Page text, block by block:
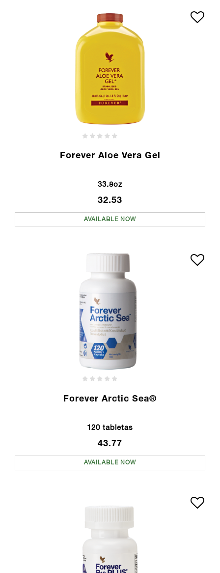
Forever Aloe Vera Gel
33.8oz
32.53
AVAILABLE NOW
Forever Arctic Sea®
120 tabletas
43.77
AVAILABLE NOW